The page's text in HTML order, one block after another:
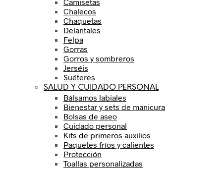
Chalecos
Chaquetas
Delantales
Felpa
Gorras
Gorros y sombreros
Jerséis
Suéteres
SALUD Y CUIDADO PERSONAL
Bálsamos labiales
Bienestar y sets de manicura
Bolsas de aseo
Cuidado personal
Kits de primeros auxilios
Paquetes fríos y calientes
Protección
Toallas personalizadas